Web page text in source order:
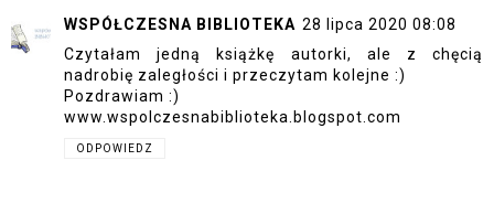
WSPÓŁCZESNA BIBLIOTEKA 28 lipca 2020 08:08
Czytałam jedną książkę autorki, ale z chęcią
nadrobię zaległości i przeczytam kolejne :)
Pozdrawiam :)
www.wspolczesnabiblioteka.blogspot.com
ODPOWIEDZ